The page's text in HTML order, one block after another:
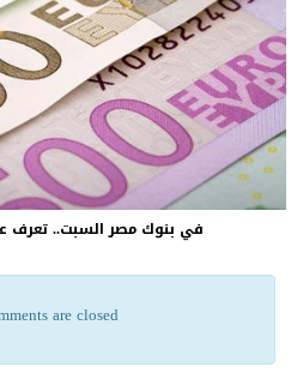
في بنوك مصر السبت.. تعرف
are closed